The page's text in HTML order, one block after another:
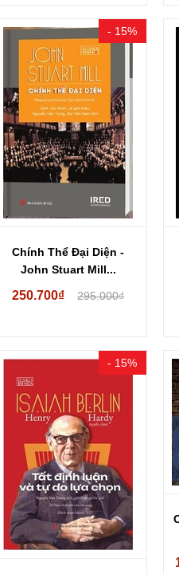
- 15%
Chính Thể Đại Diện -
John Stuart Mill...
250.700₫ 295.000₫
- 15%